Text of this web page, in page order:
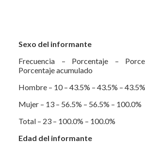
Sexo del informante
Frecuencia – Porcentaje –
Porcentaje acumulado
Hombre – 10 – 43.5% – 43.5% – 43.5%
Mujer – 13 – 56.5% – 56.5% – 100.0%
Total – 23 – 100.0% – 100.0%
Edad del informante